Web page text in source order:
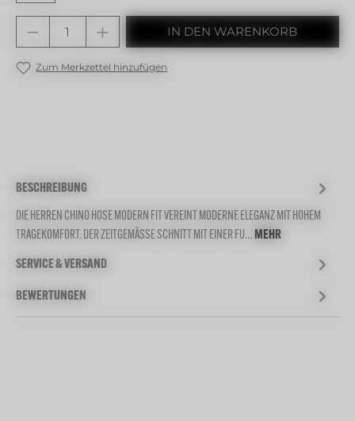
Produkt Anzahl: Gib den
IN DEN WARENKORB
Zum Merkzettel hinzufügen
BESCHREIBUNG
DIE HERREN CHINO HOSE MODERN FIT VEREINT MODERNE ELEGANZ MIT HOHEM
TRAGEKOMFORT. DER ZEITGEMÄSSE SCHNITT MIT EINER FU…MEHR
SERVICE & VERSAND
BEWERTUNGEN